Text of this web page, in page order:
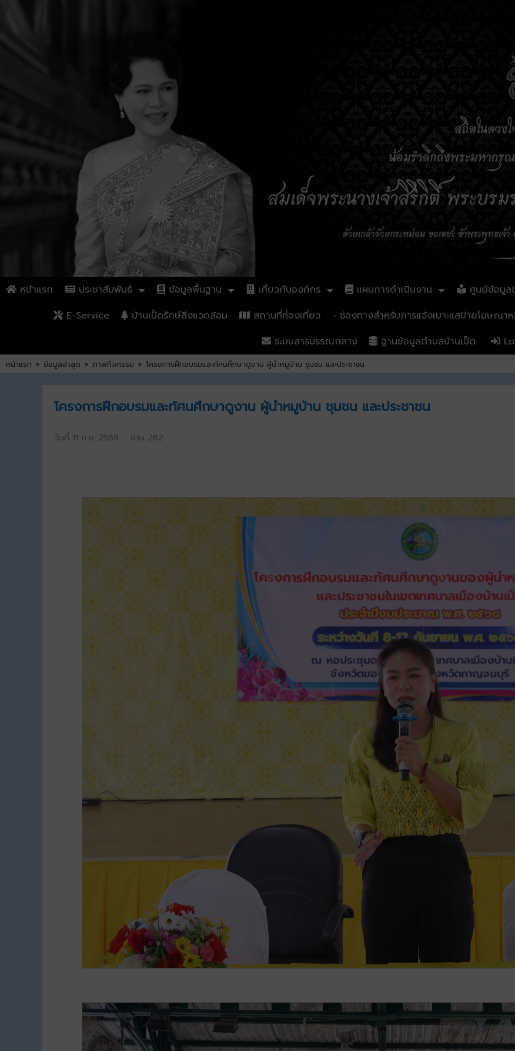
หน้าแรก ประชาสัมพันธ์ ข้อมูลพื้นฐาน เกี่ยวกับองค์กร แผนการดำเนินงาน ศูนย์ข้อมูล
E-Service
บ้านเป็ดรักษ์สิ่งแวดล้อม สถานที่ท่องเที่ยว
- ช่องทางสำหรับการแจ้งเบาะแสป้ายโฆษณ
ระบบสารบรรณกลาง
ฐานข้อมูลตำบลบ้านเป็ด
หน้าแรก > ข้อมูลล่าสุด > ภาพกิจกรรม > โครงการฝึกอบรมและทัศนศึกษาดูงาน ผู้นำหมูบ้าน ชุมชน และประชาชน
โครงการฝึกอบรมและทัศนศึกษาดูงาน ผู้นำหมูบ้าน ชุมชน และประชาชน
วันที่ 11 ก.ย. 2568 อ่าน 262